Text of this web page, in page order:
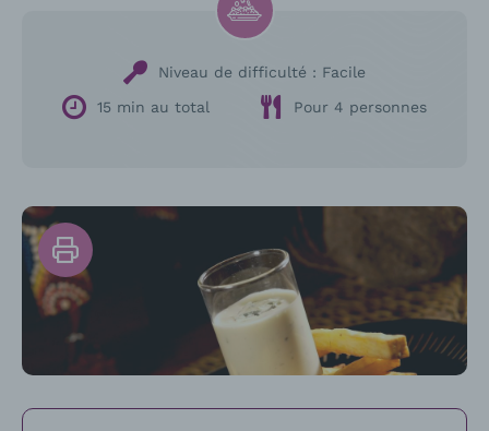
Niveau de difficulté : Facile
15 min au total
Pour 4 personnes
Imprimer
la
recette